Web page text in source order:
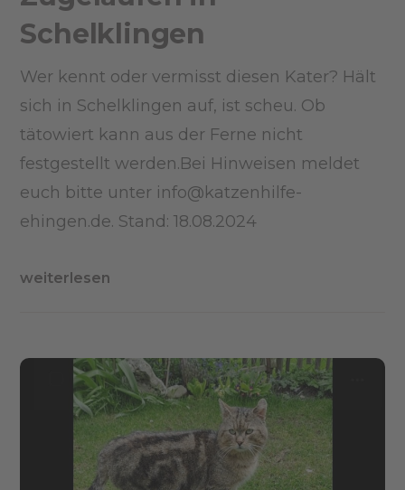
Schelklingen
Wer kennt oder vermisst diesen Kater? Hält
sich in Schelklingen auf, ist scheu. Ob
tätowiert kann aus der Ferne nicht
festgestellt werden.Bei Hinweisen meldet
euch bitte unter info@katzenhilfe-
ehingen.de. Stand: 18.08.2024
weiterlesen